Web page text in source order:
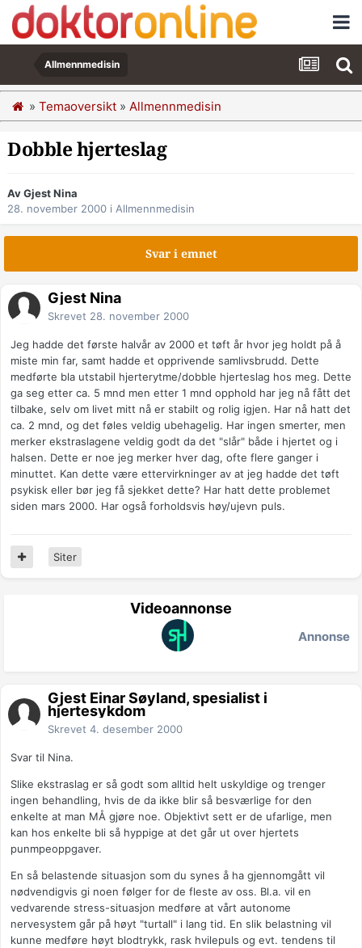
Allmennmedisin
» Temaoversikt » Allmennmedisin
Dobble hjerteslag
Av Gjest Nina
28. november 2000 i Allmennmedisin
Svar i emnet
Gjest Nina
Skrevet 28. november 2000
Jeg hadde det første halvår av 2000 et tøft år hvor jeg holdt på å
miste min far, samt hadde et opprivende samlivsbrudd. Dette
medførte bla utstabil hjerterytme/dobble hjerteslag hos meg. Dette
ga seg etter ca. 5 mnd men etter 1 mnd opphold har jeg nå fått det
tilbake, selv om livet mitt nå er stabilt og rolig igjen. Har nå hatt det
ca. 2 mnd, og det føles veldig ubehagelig. Har ingen smerter, men
merker ekstraslagene veldig godt da det "slår" både i hjertet og i
halsen. Dette er noe jeg merker hver dag, ofte flere ganger i
minuttet. Kan dette være ettervirkninger av at jeg hadde det tøft
psykisk eller bør jeg få sjekket dette? Har hatt dette problemet
siden mars 2000. Har også forholdsvis høy/ujevn puls.
Siter
Videoannonse
Annonse
Gjest Einar Søyland, spesialist i
hjertesykdom
Skrevet 4. desember 2000
Svar til Nina.
Slike ekstraslag er så godt som alltid helt uskyldige og trenger
ingen behandling, hvis de da ikke blir så besværlige for den
enkelte at man MÅ gjøre noe. Objektivt sett er de ufarlige, men
kan hos enkelte bli så hyppige at det går ut over hjertets
punmpeoppgaver.
En så belastende situasjon som du synes å ha gjennomgått vil
nødvendigvis gi noen følger for de fleste av oss. Bl.a. vil en
vedvarende stress-situasjon medføre at vårt autonome
nervesystem går på høyt "turtall" i lang tid. En slik belastning vil
kunne medføre høyt blodtrykk, rask hvilepuls og evt. tendens til